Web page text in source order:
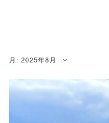
月: 2025年8月